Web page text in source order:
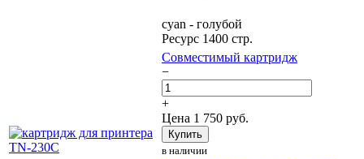
cyan - голубой
Ресурс 1400 стр.
Совместимый картридж
−
+
Цена 1 750 руб.
Купить
в наличии